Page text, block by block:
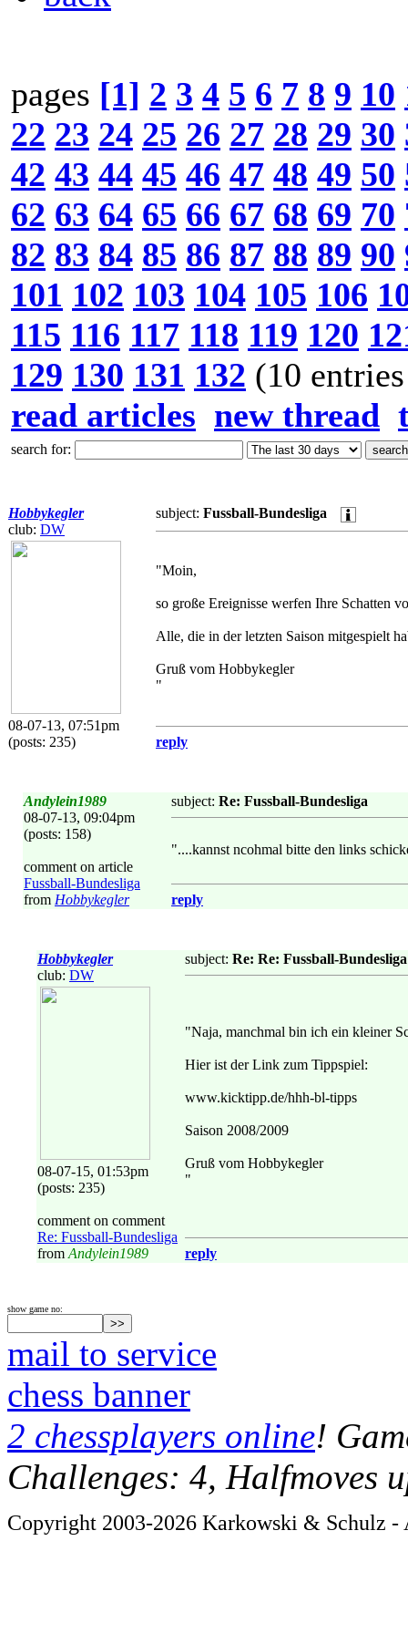
pages [1] 2 3 4 5 6 7 8 9 10
22 23 24 25 26 27 28 29 30
42 43 44 45 46 47 48 49 50
62 63 64 65 66 67 68 69 70
82 83 84 85 86 87 88 89 90
101 102 103 104 105 106
115 116 117 118 119 120
129 130 131 132 (10
read articles new thread
search for:
Hobbykegler
club: DW
08-07-13, 07:51pm
(posts: 235)
subject: Fussball-Bundesliga
"Moin,
so große Ereignisse werfen Ihre Schatten
Alle, die in der letzten Saison mitgespielt
Gruß vom Hobbykegler
"
reply
Andylein1989
08-07-13, 09:04pm
(posts: 158)
comment on article
Fussball-Bundesliga
from Hobbykegler
subject: Re: Fussball-Bundesliga
"....kannst ncohmal bitte den links
reply
Hobbykegler
club: DW
08-07-15, 01:53pm
(posts: 235)
comment on comment
Re: Fussball-Bundesliga
from Andylein1989
subject: Re: Re: Fussball-Bundesliga
"Naja, manchmal bin ich ein kleiner
Hier ist der Link zum Tippspiel:
www.kicktipp.de/hhh-bl-tipps
Saison 2008/2009
Gruß vom Hobbykegler
"
reply
show game no:
mail to service
chess banner
2 chessplayers online!
Challenges: 4, Halfmoves
Copyright 2003-2026 Karkowski & Schulz